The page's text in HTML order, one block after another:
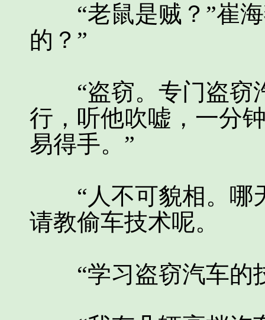
“老鼠是贼？”崔海
的？”
“盗窃。专门盗窃
行，听他吹嘘，一分
易得手。”
“人不可貌相。哪
请教偷车技术呢。
“学习盗窃汽车的